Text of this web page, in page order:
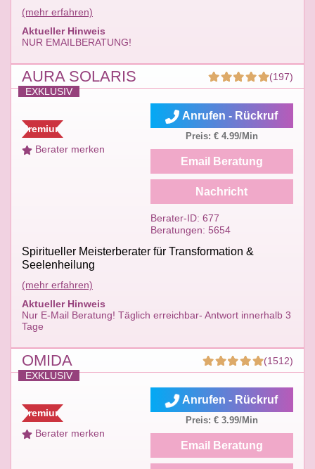
(mehr erfahren)
Aktueller Hinweis
NUR EMAILBERATUNG!
AURA SOLARIS
(197)
EXKLUSIV
Premium
Berater merken
Spiritueller Meisterberater für Transformation &
Seelenheilung
(mehr erfahren)
Aktueller Hinweis
Nur E-Mail Beratung! Täglich erreichbar- Antwort innerhalb 3
Tage
Anrufen - Rückruf
Preis: € 4.99/Min
Email Beratung
Nachricht
Berater-ID: 677
Beratungen: 5654
OMIDA
(1512)
EXKLUSIV
Premium
Berater merken
Anrufen - Rückruf
Preis: € 3.99/Min
Email Beratung